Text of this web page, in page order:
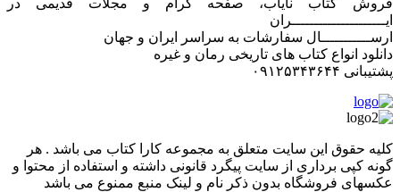
فروش کتاب نایاب، صفحه گرام و مجلات قدیمی در
ایـــــــــــــــــــــران
ارســـــــــــال سفارشات به سراسر ایران و جهان
دانلود انواع کتاب های تاریخی رمان و غیره
پشتیبانی ۰۹۱۲۵۳۴۳۶۴۴
کليه حقوق اين سايت متعلق به مجموعه کارا کتاب می باشد . هر
گونه کپی برداری از سایت پیگرد قانونی داشته و استفاده از محتوا و
عکسهای فروشگاه بدون ذکر نام و لینک منبع ممنوع می باشد